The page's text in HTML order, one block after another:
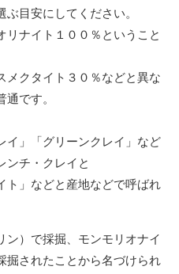
目安にしてください。
リナイト１００％ということ
メクタイト３０％などと異な
です。
イ」「グリーンクレイ」など
ンチ・クレイと
ト」などと産地などで呼ばれ
ン）で採掘、モンモリオナイ
掘されたことから名づけられ